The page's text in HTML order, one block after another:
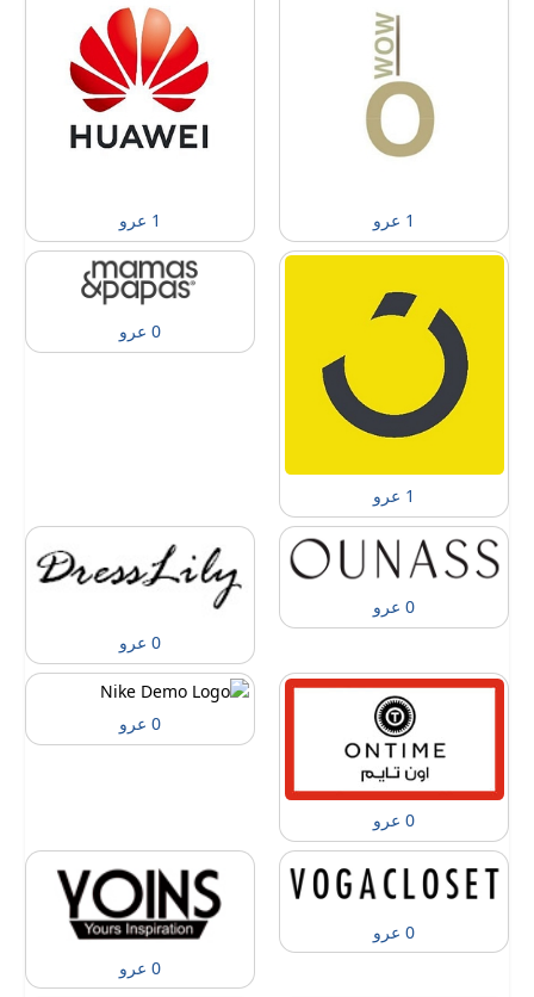
1 عرو 1 عرو
1 عرو
0 عرو
0 عرو
0 عرو
0 عرو
0 عرو
0 عرو
0 عرو